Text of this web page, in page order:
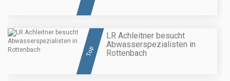
Top
LR Achleitner besucht
Abwasserspezialisten in
Rottenbach